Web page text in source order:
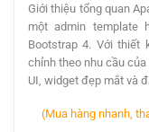
Giới thiệu tổng quan
một admin template
Bootstrap 4. Với thiết
chỉnh theo nhu cầu
UI, widget đẹp mắt và
(Mua hàng nhanh,